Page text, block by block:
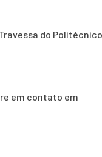
do
em contato em